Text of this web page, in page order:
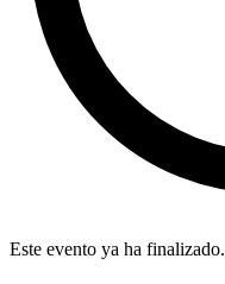
Este evento ya ha finalizado.